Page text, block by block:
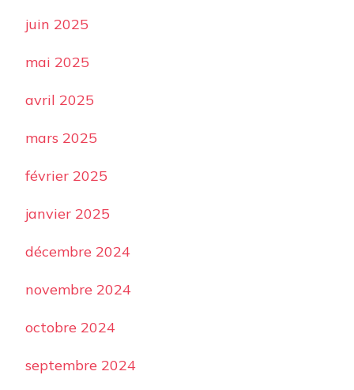
juin 2025
mai 2025
avril 2025
mars 2025
février 2025
janvier 2025
décembre 2024
novembre 2024
octobre 2024
septembre 2024